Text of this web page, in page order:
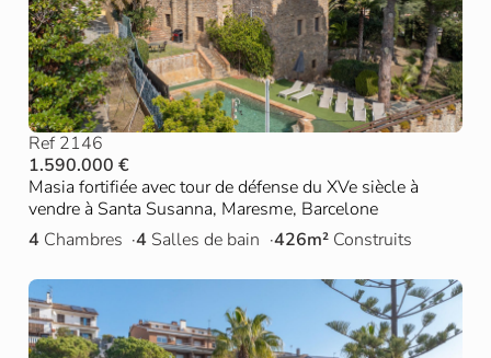
Ref 2146
1.590.000 €
Masia fortifiée avec tour de défense du XVe siècle à
vendre à Santa Susanna, Maresme, Barcelone
4 Chambres 4 Salles de bain 426m² Construits